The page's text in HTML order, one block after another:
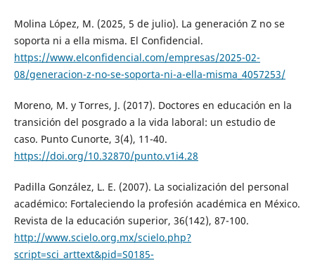
Molina López, M. (2025, 5 de julio). La generación Z no se
soporta ni a ella misma. El Confidencial.
https://www.elconfidencial.com/empresas/2025-02-
08/generacion-z-no-se-soporta-ni-a-ella-misma_4057253/
Moreno, M. y Torres, J. (2017). Doctores en educación en la
transición del posgrado a la vida laboral: un estudio de
caso. Punto Cunorte, 3(4), 11-40.
https://doi.org/10.32870/punto.v1i4.28
Padilla González, L. E. (2007). La socialización del personal
académico: Fortaleciendo la profesión académica en México.
Revista de la educación superior, 36(142), 87-100.
http://www.scielo.org.mx/scielo.php?
script=sci_arttext&pid=S0185-